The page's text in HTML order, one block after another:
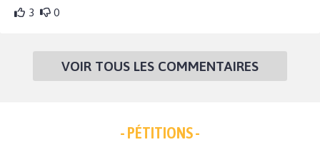
3 0
VOIR TOUS LES COMMENTAIRES
- PÉTITIONS -